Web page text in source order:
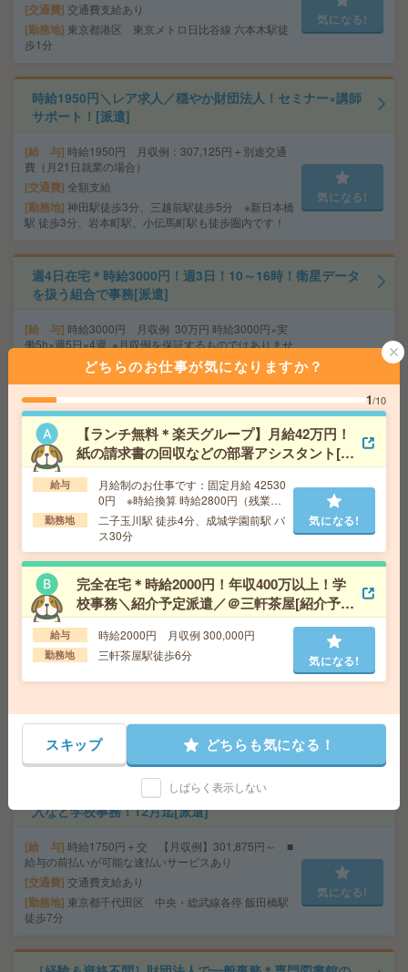
交通費 交通費支給あり
勤務地 東京都港区 東京メトロ日比谷線 六本木駅徒
歩1分
気になる!
時給1950円＼レア求人／穏やか財団法人！セミナー×講師
サポート！[派遣]
給 与 時給1950円 月収例：307,125円＋別途交通
費（月21日就業の場合）
交通費 全額支給
勤務地 神田駅徒歩3分、三越前駅徒歩5分 ※新日本橋
駅 徒歩3分、岩本町駅、小伝馬町駅も徒歩圏内です！
気になる!
週4日在宅＊時給3000円！週3日！10～16時！衛星データ
を扱う組合で事務[派遣]
給 与 時給3000円 月収例 30万円 時給3000円×実
働5h×週5日×4週 ※月収例を保証するものではありませ
ん。※給与即受取りサービス利用可（利用条件有）
1ヶ月3万円を上限として実費支給
勤務地 総武本線 新日本橋 徒歩3分 銀座線 三越
前 徒歩1分
気になる!
座り仕事！給与即払いOK！高時給！土日休み！マスキン
グ業務[派遣]
給 与 時給1530円
交通費支給有り
勤務地 藤沢本町駅～徒歩14分
気になる!
【完全在宅＊時給2500円】【KDDI】週3日勤務＆電話無
し！法務関連業務[派遣]
払いサービスあり
勤務地 東京都港区 山手線 高輪ゲートウェイ駅徒歩
1分、都営浅草線 泉岳寺駅徒歩3分
気になる!
時給1750円！人気の学校勤務＊基本16時まで＊書類の封
入など学校事務！12月迄[派遣]
給 与 時給1750円＋交 【月収例】301,875円～ ■
給与の前払いが可能な速払いサービスあり
交通費 交通費支給あり
勤務地 東京都千代田区 中央・総武線各停 飯田橋駅
徒歩7分
気になる!
どちらのお仕事が気になりますか？
1/10
【ランチ無料＊楽天グループ】月給42万円！
紙の請求書の回収などの部署アシスタント[派
遣]
給与
月給制のお仕事です：固定月給 42530
0円 ※時給換算 時給2800円（残業
代・交通費は別途支給あり）
勤務地
二子玉川駅 徒歩4分、成城学園前駅 バ
ス30分
気になる!
完全在宅＊時給2000円！年収400万以上！学
校事務＼紹介予定派遣／＠三軒茶屋[紹介予定
派遣]
給与 時給2000円 月収例 300,000円
勤務地 三軒茶屋駅徒歩6分 気になる!
スキップ どちらも気になる！
しばらく表示しない